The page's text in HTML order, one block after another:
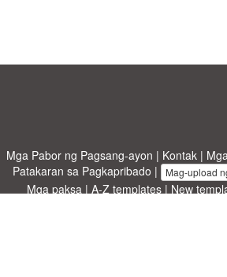
Mga Pabor ng Pagsang-ayon | Kontak |
Patakaran sa Pagkapribado | Mag-upload
Mga paksa | A-Z templates| New